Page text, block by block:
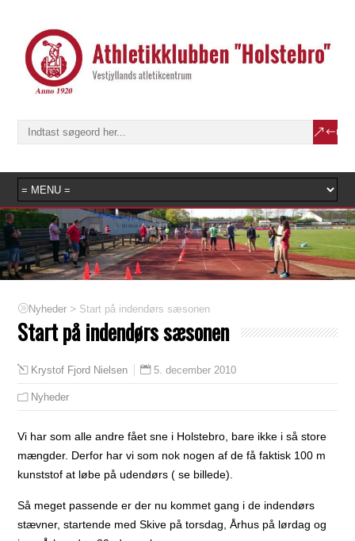
Nyheder > Start på indendørs sæsonen
Start på indendørs sæsonen
Krystof Fjord Nielsen 5. december 2010
Nyheder
Vi har som alle andre fået sne i Holstebro, bare ikke i så store
mængder. Derfor har vi som nok nogen af de få faktisk 100 m
kunststof at løbe på udendørs ( se billede).
Så meget passende er der nu kommet gang i de indendørs
stævner, startende med Skive på torsdag, Århus på lørdag og